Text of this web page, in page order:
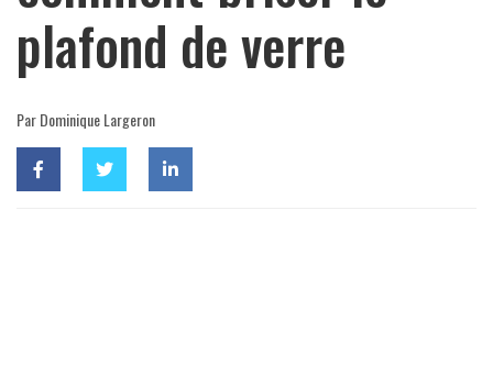
plafond de verre
Par Dominique Largeron